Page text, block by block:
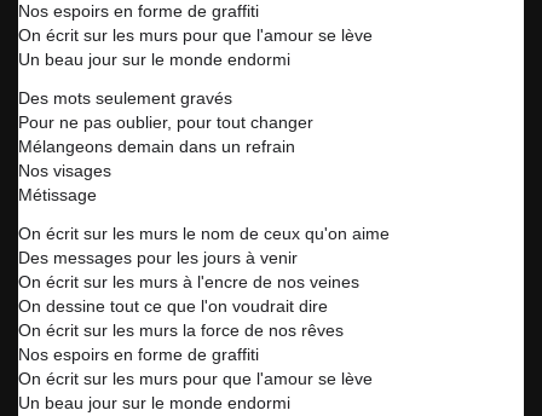
Nos espoirs en forme de graffiti
On écrit sur les murs pour que l'amour se lève
Un beau jour sur le monde endormi
Des mots seulement gravés
Pour ne pas oublier, pour tout changer
Mélangeons demain dans un refrain
Nos visages
Métissage
On écrit sur les murs le nom de ceux qu'on aime
Des messages pour les jours à venir
On écrit sur les murs à l'encre de nos veines
On dessine tout ce que l'on voudrait dire
On écrit sur les murs la force de nos rêves
Nos espoirs en forme de graffiti
On écrit sur les murs pour que l'amour se lève
Un beau jour sur le monde endormi